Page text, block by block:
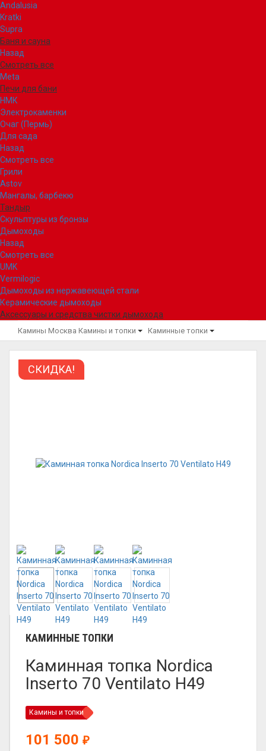
Andalusia
Kratki
Supra
Баня и сауна
Назад
Смотреть все
Meta
Печи для бани
НМК
Электрокаменки
Очаг (Пермь)
Для сада
Назад
Смотреть все
Грили
Astov
Мангалы, барбекю
Тандыр
Скульптуры из бронзы
Дымоходы
Назад
Смотреть все
UMK
Vermilogic
Дымоходы из нержавеющей стали
Керамические дымоходы
Аксессуары и средства чистки дымохода
Камины Москва Камины и топки Каминные топки
СКИДКА!
КАМИННЫЕ ТОПКИ
Каминная топка Nordica
Inserto 70 Ventilato H49
Камины и топки
101 500 ₽